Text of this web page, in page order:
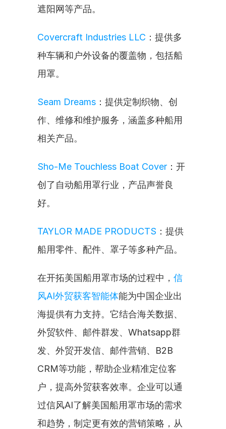
遮阳网等产品。
Covercraft Industries LLC ：提供多
种车辆和户外设备的覆盖物，包括船
用罩。
Seam Dreams ：提供定制织物、创
作、维修和维护服务，涵盖多种船用
相关产品。
Sho-Me Touchless Boat Cover ：开
创了自动船用罩行业，产品声誉良
好。
TAYLOR MADE PRODUCTS ：提供
船用零件、配件、罩子等多种产品。
在开拓美国船用罩市场的过程中， 信
风AI外贸获客智能体能为中国企业出
海提供有力支持。它结合海关数据、
外贸软件、邮件群发、Whatsapp群
发、外贸开发信、邮件营销、B2B
CRM等功能，帮助企业精准定位客
户，提高外贸获客效率。企业可以通
过信风AI了解美国船用罩市场的需求
和趋势，制定更有效的营销策略，从